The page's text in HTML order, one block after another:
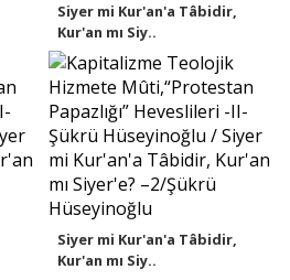
Siyer mi Kur'an'a Tâbidir,
Kur'an mı Siy..
Siyer mi Kur'an'a Tâbidir,
Kur'an mı Siy..